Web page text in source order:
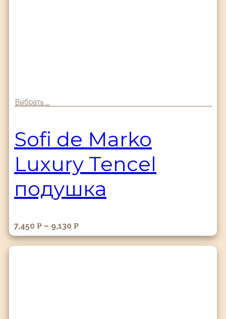
Выбрать ...
Sofi de Marko
Luxury Tencel
подушка
7,450 Р – 9,130 Р